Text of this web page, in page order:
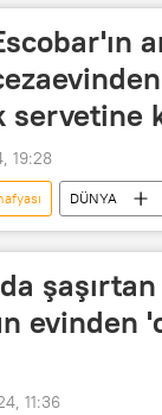
servetine
19:28
DÜNYA
evinden
11:36